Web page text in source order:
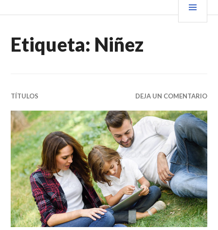
al VENDER+LIBROS NOTICIAS
Etiqueta: Niñez
TÍTULOS DEJA UN COMENTARIO